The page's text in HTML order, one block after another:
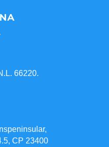
66220.
CP 23400